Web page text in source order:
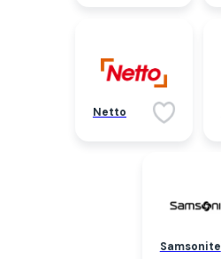
Netto
Samsonite